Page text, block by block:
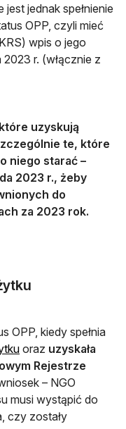
jednak spełnienie
OPP, czyli mieć
wpis o jego
r. (włącznie z
uzyskują
te, które
niego starać –
2023 r., żeby
do
za 2023 rok.
OPP, kiedy spełnia
otwiera się w nowej
oraz uzyskała
Rejestrze
– NGO
musi wystąpić do
czy zostały